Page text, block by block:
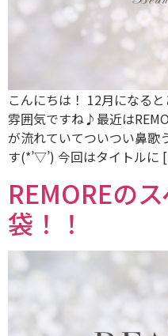
こんにちは！ 12月になる
雰囲気ですね♪最近は
が流れていてついつい鼻歌
す(*’▽’) 今回はタイトル
REMOREの
袋！！